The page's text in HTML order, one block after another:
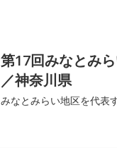
第17回みなとみ
／神奈川県
みなとみらい地区を代表